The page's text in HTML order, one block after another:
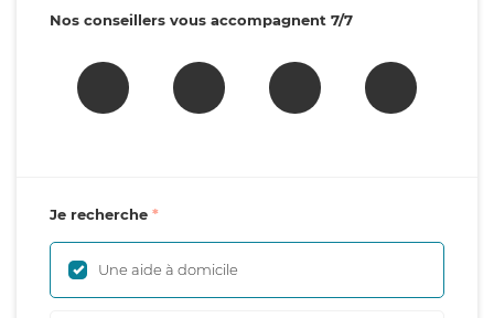
Nos conseillers vous accompagnent 7/7
Je recherche
Une aide à domicile